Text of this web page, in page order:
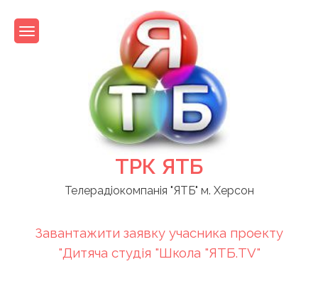
content
ТРК ЯТБ
Телерадіокомпанія "ЯТБ" м. Херсон
Завантажити заявку учасника проекту
"Дитяча студія "Школа "ЯТБ.TV"